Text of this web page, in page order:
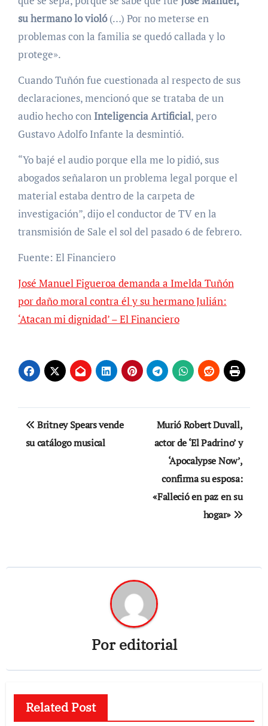
su hermano lo violó(…) Por no meterse en
problemas con la familia se quedó callada y lo
protege».
Cuando Tuñón fue cuestionada al respecto de sus
declaraciones, mencionó que se trataba de un
audio hecho conInteligencia Artificial, pero
Gustavo Adolfo Infante la desmintió.
“Yo bajé el audio porque ella me lo pidió, sus
abogados señalaron un problema legal porque el
material estaba dentro de la carpeta de
investigación”, dijo el conductor de TV en la
transmisión de Sale el sol del pasado 6 de febrero.
Fuente: El Financiero
José Manuel Figueroa demanda a Imelda Tuñón
por daño moral contra él y su hermano Julián:
‘Atacan mi dignidad’ – El Financiero
Navegación
de
Britney Spears vende
su catálogo musical
Murió Robert Duvall,
actor de ‘El Padrino’ y
‘Apocalypse Now’,
confirma su esposa:
«Falleció en paz en su
hogar»
Poreditorial
Related Post